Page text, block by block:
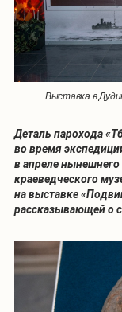
Выставка в
Деталь парохода
во время
в апреле
краеведческого
на выставке
рассказывающей о